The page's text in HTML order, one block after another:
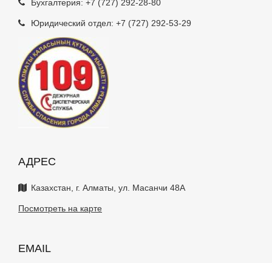
Бухгалтерия: +7 (727) 292-28-80
Юридический отдел: +7 (727) 292-53-29
АДРЕС
Казахстан, г. Алматы, ул. Масанчи 48А
Посмотреть на карте
EMAIL